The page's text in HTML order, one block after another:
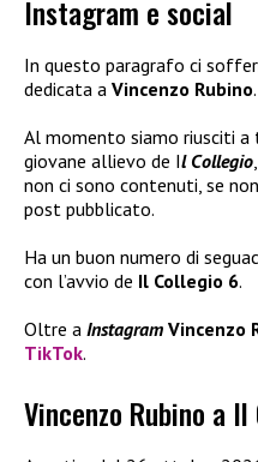
Instagram e social
In questo paragrafo ci
dedicata a Vincenzo Rubino.
Al momento siamo riusciti a
giovane allievo de Il Collegio
non ci sono contenuti, se
post pubblicato.
Ha un buon numero di
con l’avvio de Il Collegio 6.
Oltre a Instagram Vincenzo
TikTok.
Vincenzo Rubino a